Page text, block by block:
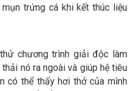
trứng cá khi kết thúc liệu
chương trình giải độc làm
nó ra ngoài và giúp hệ tiêu
có thể thấy hơi thở của mình